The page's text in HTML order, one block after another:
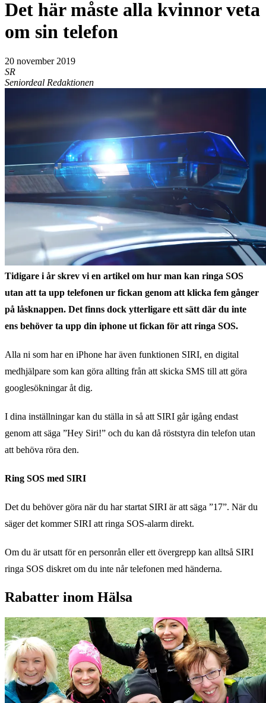
Det här måste alla kvinnor veta
om sin telefon
20 november 2019
SR
Seniordeal Redaktionen
Tidigare i år skrev vi en artikel om hur man kan ringa SOS
utan att ta upp telefonen ur fickan genom att klicka fem gånger
på låsknappen. Det finns dock ytterligare ett sätt där du inte
ens behöver ta upp din iphone ut fickan för att ringa SOS.
Alla ni som har en iPhone har även funktionen SIRI, en digital
medhjälpare som kan göra allting från att skicka SMS till att göra
googlesökningar åt dig.
I dina inställningar kan du ställa in så att SIRI går igång endast
genom att säga ”Hey Siri!” och du kan då röststyra din telefon utan
att behöva röra den.
Ring SOS med SIRI
Det du behöver göra när du har startat SIRI är att säga ”17”. När du
säger det kommer SIRI att ringa SOS-alarm direkt.
Om du är utsatt för en personrån eller ett övergrepp kan alltså SIRI
ringa SOS diskret om du inte når telefonen med händerna.
Rabatter inom Hälsa